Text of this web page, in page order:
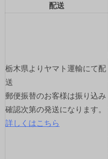
ー
ン
配送
栃木県よりヤマト運輸にて配
送
郵便振替のお客様は振り込み
確認次第の発送になります。
詳しくはこちら